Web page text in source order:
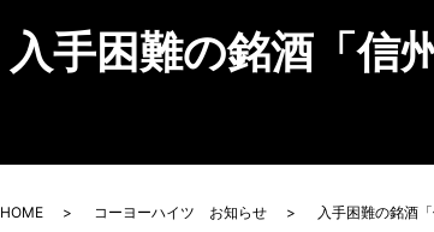
入手困難の銘酒「信
HOME コーヨーハイツ お知らせ 入手困難の銘酒